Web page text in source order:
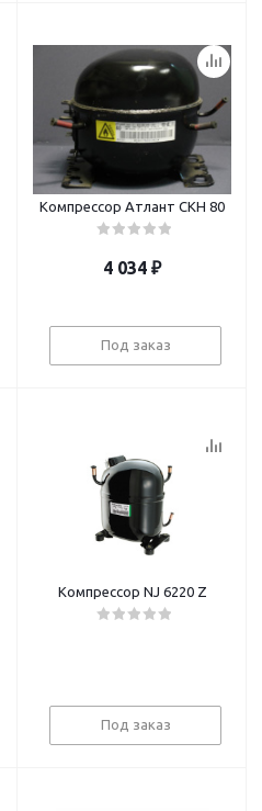
Компрессор Атлант СКН 80
4 034 ₽
Под заказ
Компрессор NJ 6220 Z
Под заказ